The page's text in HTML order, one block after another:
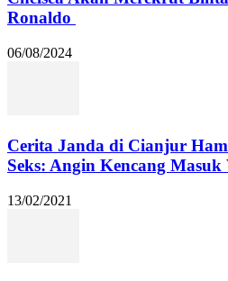
Ronaldo
06/08/2024
Cerita Janda di Cianjur
Seks: Angin Kencang Masuk
13/02/2021